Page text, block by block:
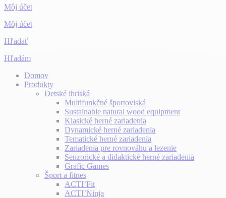
Môj účet
Môj účet
Hľadať
Hľadám
Domov
Produkty
Detské ihriská
Multifunkčné športoviská
Sustainable natural wood equipment
Klasické herné zariadenia
Dynamické herné zariadenia
Tematické herné zariadenia
Zariadenia pre rovnováhu a lezenie
Senzorické a didaktické herné zariadenia
Grafic Games
Šport a fitnes
ACTI’Fit
ACTI’Ninja